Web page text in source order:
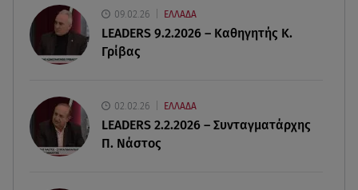
μνημόσυνο
07.08.26 , 11:18
Leapmotor T03: Τώρα με 16.190 ευρώ
07.08.26 , 11:17
Παρουσιάστρια κοιμήθηκε on air και έγινε viral-
Δείτε το στιγμιότυπο
09.02.26 ΕΛΛΑΔΑ
LEADERS 9.2.2026 – Καθηγητής Κ.
Γρίβας
02.02.26 ΕΛΛΑΔΑ
LEADERS 2.2.2026 – Συνταγματάρχης
Π. Νάστος